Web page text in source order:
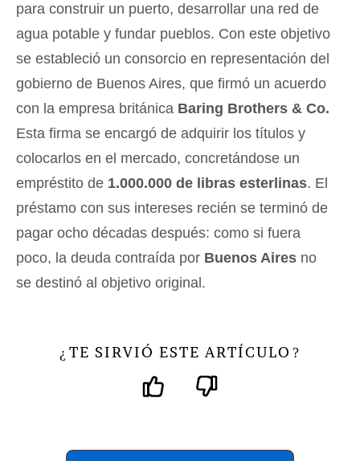
para construir un puerto, desarrollar una red de
agua potable y fundar pueblos. Con este objetivo
se estableció un consorcio en representación del
gobierno de Buenos Aires, que firmó un acuerdo
con la empresa británica Baring Brothers & Co.
Esta firma se encargó de adquirir los títulos y
colocarlos en el mercado, concretándose un
empréstito de 1.000.000 de libras esterlinas. El
préstamo con sus intereses recién se terminó de
pagar ocho décadas después: como si fuera
poco, la deuda contraída por Buenos Aires no
se destinó al objetivo original.
¿ TE SIRVIÓ ESTE ARTÍCULO ?